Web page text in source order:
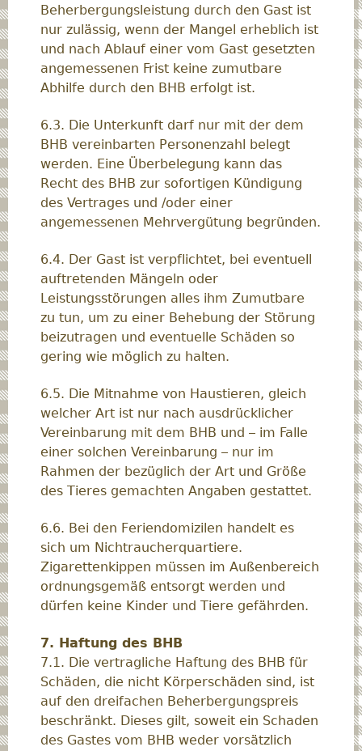
Beherbergungsleistung durch den Gast ist
nur zulässig, wenn der Mangel erheblich ist
und nach Ablauf einer vom Gast gesetzten
angemessenen Frist keine zumutbare
Abhilfe durch den BHB erfolgt ist.
6.3. Die Unterkunft darf nur mit der dem
BHB vereinbarten Personenzahl belegt
werden. Eine Überbelegung kann das
Recht des BHB zur sofortigen Kündigung
des Vertrages und /oder einer
angemessenen Mehrvergütung begründen.
6.4. Der Gast ist verpflichtet, bei eventuell
auftretenden Mängeln oder
Leistungsstörungen alles ihm Zumutbare
zu tun, um zu einer Behebung der Störung
beizutragen und eventuelle Schäden so
gering wie möglich zu halten.
6.5. Die Mitnahme von Haustieren, gleich
welcher Art ist nur nach ausdrücklicher
Vereinbarung mit dem BHB und – im Falle
einer solchen Vereinbarung – nur im
Rahmen der bezüglich der Art und Größe
des Tieres gemachten Angaben gestattet.
6.6. Bei den Feriendomizilen handelt es
sich um Nichtraucherquartiere.
Zigarettenkippen müssen im Außenbereich
ordnungsgemäß entsorgt werden und
dürfen keine Kinder und Tiere gefährden.
7. Haftung des BHB
7.1. Die vertragliche Haftung des BHB für
Schäden, die nicht Körperschäden sind, ist
auf den dreifachen Beherbergungspreis
beschränkt. Dieses gilt, soweit ein Schaden
des Gastes vom BHB weder vorsätzlich